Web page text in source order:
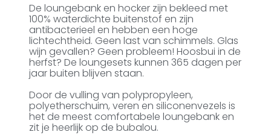
De loungebank en hocker zijn bekleed met
100% waterdichte buitenstof en zijn
antibacterieel en hebben een hoge
lichtechtheid. Geen last van schimmels. Glas
wijn gevallen? Geen probleem! Hoosbui in de
herfst? De loungesets kunnen 365 dagen per
jaar buiten blijven staan.
Door de vulling van polypropyleen,
polyetherschuim, veren en siliconenvezels is
het de meest comfortabele loungebank en
zit je heerlijk op de bubalou.